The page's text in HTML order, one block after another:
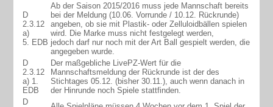
D
2.3.12
a)
5. EDB
Ab der Saison 2015/2016 muss jede Mannschaft bereits
bei der Meldung (10.06. Vorrunde / 10.12. Rückrunde)
angeben, ob sie mit Plastik- oder Zelluloidbällen spielen
wird. Die Marke muss nicht festgelegt werden,
jedoch darf nur noch mit der Art Ball gespielt werden, die
angegeben wurde.
D
2.3.12
a) 1.
EDB
Der maßgebliche LivePZ-Wert für die
Mannschaftsmeldung der Rückrunde ist der des
Stichtages 05.12. (bisher 30.11.), auch wenn danach in
der Hinrunde noch Spiele stattfinden.
D